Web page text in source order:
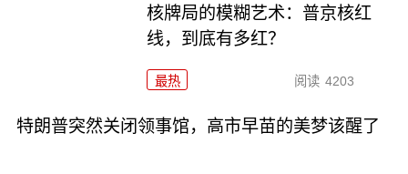
核牌局的模糊艺术：普京核红
线，到底有多红？
最热 阅读 4203
特朗普突然关闭领事馆，高市早苗的美梦该醒了